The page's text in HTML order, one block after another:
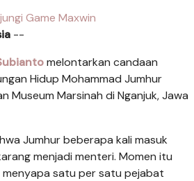
Game Maxwin
--
melontarkan candaan
Hidup Mohammad Jumhur
Museum Marsinah di Nganjuk, Jawa
Jumhur beberapa kali masuk
menjadi menteri. Momen itu
menyapa satu per satu pejabat